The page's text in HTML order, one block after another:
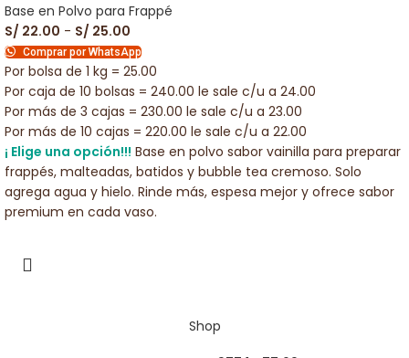
Base en Polvo para Frappé
S/ 22.00 - S/ 25.00
Comprar por WhatsApp
Por bolsa de 1 kg = 25.00
Por caja de 10 bolsas = 240.00 le sale c/u a 24.00
Por más de 3 cajas = 230.00 le sale c/u a 23.00
Por más de 10 cajas = 220.00 le sale c/u a 22.00
¡ Elige una opción!!! Base en polvo sabor vainilla para preparar
frappés, malteadas, batidos y bubble tea cremoso. Solo
agrega agua y hielo. Rinde más, espesa mejor y ofrece sabor
premium en cada vaso.
Shop